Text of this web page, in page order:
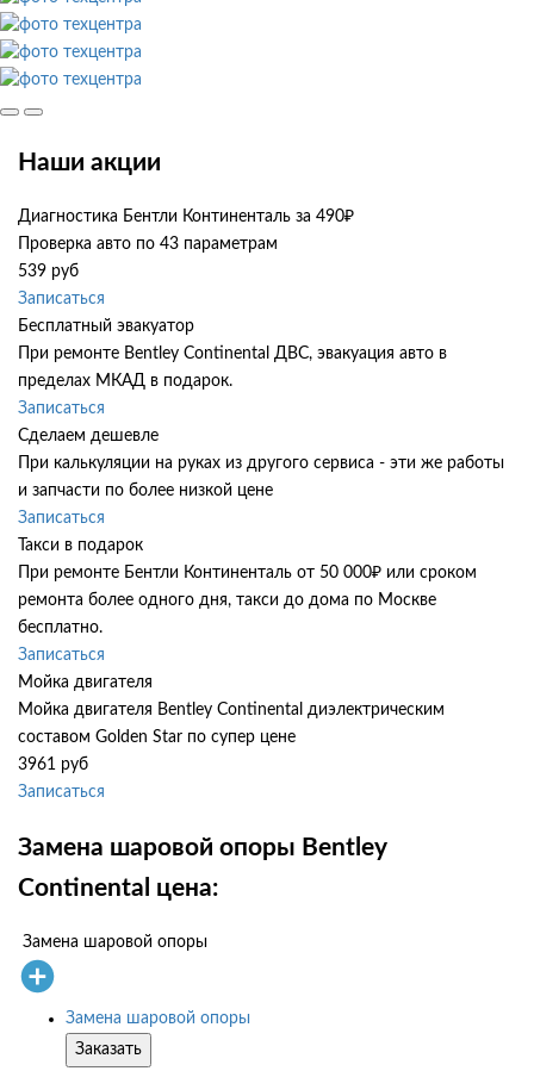
Наши акции
Диагностика Бентли Континенталь за 490₽
Проверка авто по 43 параметрам
539 руб
Записаться
Бесплатный эвакуатор
При ремонте Bentley Continental ДВС, эвакуация авто в
пределах МКАД в подарок.
Записаться
Сделаем дешевле
При калькуляции на руках из другого сервиса - эти же работы
и запчасти по более низкой цене
Записаться
Такси в подарок
При ремонте Бентли Континенталь от 50 000₽ или сроком
ремонта более одного дня, такси до дома по Москве
бесплатно.
Записаться
Мойка двигателя
Мойка двигателя Bentley Continental диэлектрическим
составом Golden Star по супер цене
3961 руб
Записаться
Замена шаровой опоры Bentley
Continental цена:
Замена шаровой опоры
Замена шаровой опоры
Заказать